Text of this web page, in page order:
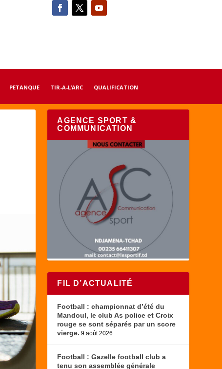
PETANQUE TIR-A-L’ARC QUALIFICATION
AGENCE SPORT &
COMMUNICATION
FIL D’ACTUALITÉ
Football : championnat d’été du
Mandoul, le club As police et Croix
rouge se sont séparés par un score
vierge. 9 août 2026
Football : Gazelle football club a
tenu son assemblée générale